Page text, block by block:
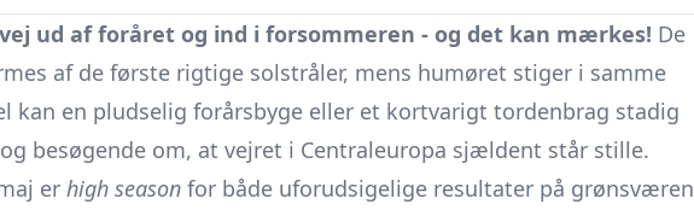
ud af foråret og ind i forsommeren - og det kan mærkes! De
af de første rigtige solstråler, mens humøret stiger i samme
kan en pludselig forårsbyge eller et kortvarigt tordenbrag stadig
besøgende om, at vejret i Centraleuropa sjældent står stille.
er high season for både uforudsigelige resultater på grønsværen